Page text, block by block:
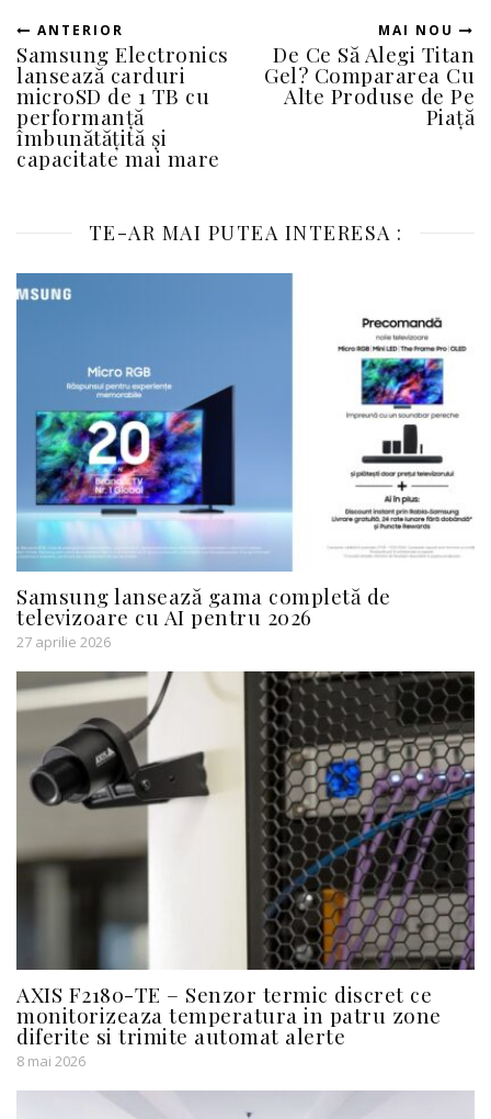
ANTERIOR
Samsung Electronics
lansează carduri
microSD de 1 TB cu
performanță
îmbunătățită și
capacitate mai mare
MAI NOU
De Ce Să Alegi Titan
Gel? Compararea Cu
Alte Produse de Pe
Piață
TE-AR MAI PUTEA INTERESA :
Samsung lansează gama completă de
televizoare cu AI pentru 2026
27 aprilie 2026
AXIS F2180-TE – Senzor termic discret ce
monitorizeaza temperatura in patru zone
diferite si trimite automat alerte
8 mai 2026